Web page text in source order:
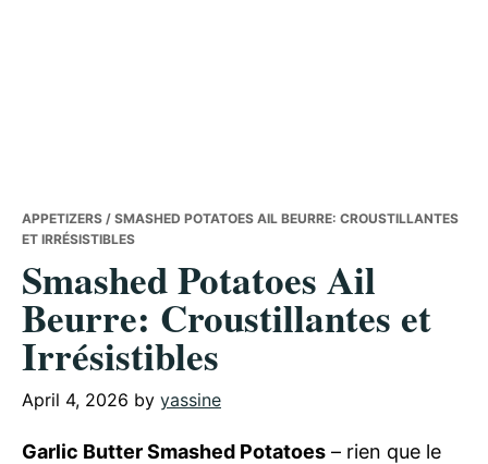
APPETIZERS / SMASHED POTATOES AIL BEURRE: CROUSTILLANTES
ET IRRÉSISTIBLES
Smashed Potatoes Ail
Beurre: Croustillantes et
Irrésistibles
April 4, 2026 by yassine
Garlic Butter Smashed Potatoes – rien que le